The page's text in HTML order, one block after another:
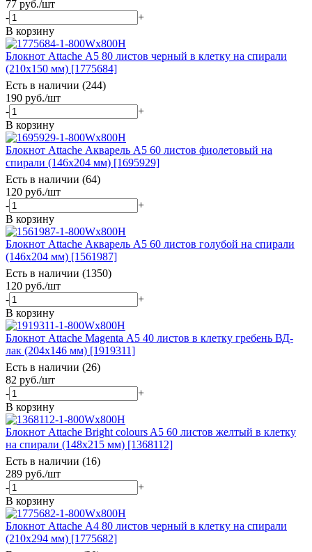
77 руб./шт
-
+
В корзину
Блокнот Attache А5 80 листов черный в клетку на спирали
(210х150 мм) [1775684]
Есть в наличии (244)
190 руб./шт
-
+
В корзину
Блокнот Attache Акварель А5 60 листов фиолетовый на
спирали (146x204 мм) [1695929]
Есть в наличии (64)
120 руб./шт
-
+
В корзину
Блокнот Attache Акварель А5 60 листов голубой на спирали
(146x204 мм) [1561987]
Есть в наличии (1350)
120 руб./шт
-
+
В корзину
Блокнот Attache Magenta А5 40 листов в клетку гребень ВД-
лак (204х146 мм) [1919311]
Есть в наличии (26)
82 руб./шт
-
+
В корзину
Блокнот Attache Bright colours A5 60 листов желтый в клетку
на спирали (148x215 мм) [1368112]
Есть в наличии (16)
289 руб./шт
-
+
В корзину
Блокнот Attache А4 80 листов черный в клетку на спирали
(210х294 мм) [1775682]